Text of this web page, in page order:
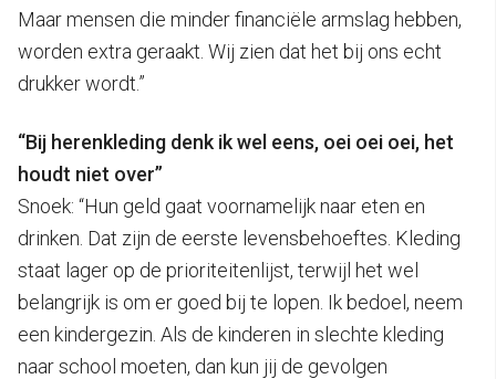
Maar mensen die minder financiële armslag hebben,
worden extra geraakt. Wij zien dat het bij ons echt
drukker wordt.”
“Bij herenkleding denk ik wel eens, oei oei oei, het
houdt niet over”
Snoek: “Hun geld gaat voornamelijk naar eten en
drinken. Dat zijn de eerste levensbehoeftes. Kleding
staat lager op de prioriteitenlijst, terwijl het wel
belangrijk is om er goed bij te lopen. Ik bedoel, neem
een kindergezin. Als de kinderen in slechte kleding
naar school moeten, dan kun jij de gevolgen